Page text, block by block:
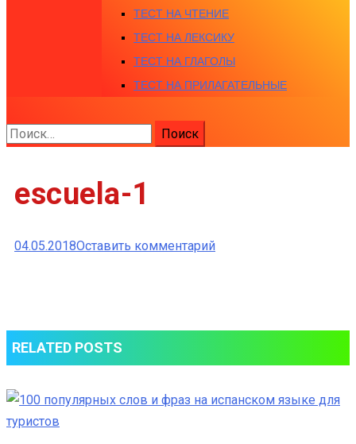
ТЕСТ НА ЧТЕНИЕ
ТЕСТ НА ЛЕКСИКУ
ТЕСТ НА ГЛАГОЛЫ
ТЕСТ НА ПРИЛАГАТЕЛЬНЫЕ
Найти:
escuela-1
04.05.2018Оставить комментарийк
RELATED POSTS